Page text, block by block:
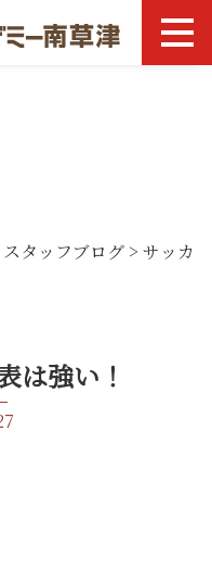
スタッフブログ > サッカ
は強い！